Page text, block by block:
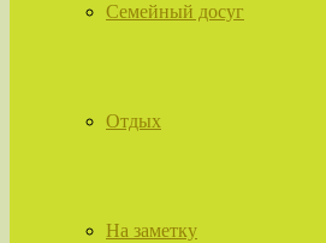
Семейный досуг
Отдых
На заметку